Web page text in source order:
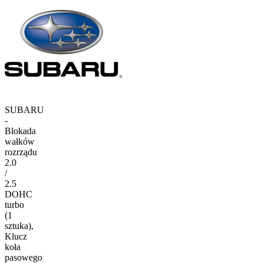
SUBARU
-
Blokada
wałków
rozrządu
2.0
/
2.5
DOHC
turbo
(1
sztuka),
Klucz
koła
pasowego